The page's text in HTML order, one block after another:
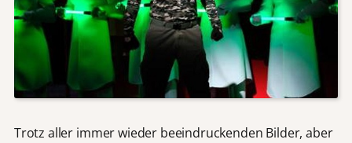
Trotz aller immer wieder beeindruckenden Bilder, aber